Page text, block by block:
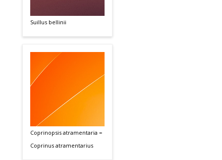
Suillus bellinii
Coprinopsis atramentaria =
Coprinus atramentarius